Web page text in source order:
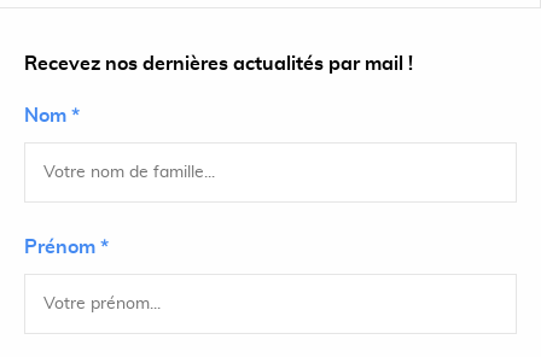
Recevez nos dernières actualités par mail !
Nom *
Prénom *